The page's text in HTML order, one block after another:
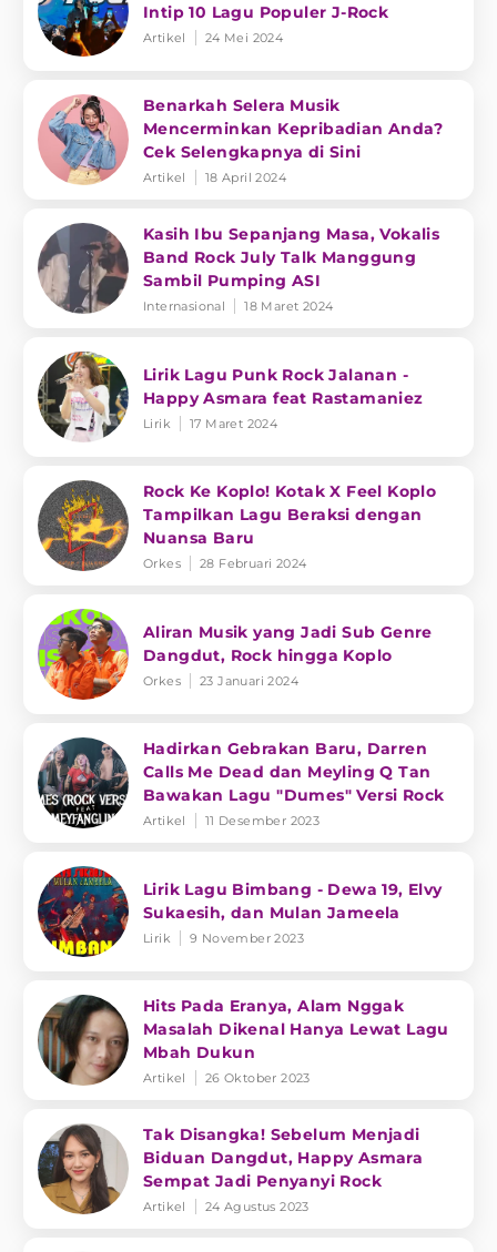
Intip 10 Lagu Populer J-Rock
Artikel 24 Mei 2024
Benarkah Selera Musik
Mencerminkan Kepribadian Anda?
Cek Selengkapnya di Sini
Artikel 18 April 2024
Kasih Ibu Sepanjang Masa, Vokalis
Band Rock July Talk Manggung
Sambil Pumping ASI
Internasional 18 Maret 2024
Lirik Lagu Punk Rock Jalanan -
Happy Asmara feat Rastamaniez
Lirik 17 Maret 2024
Rock Ke Koplo! Kotak X Feel Koplo
Tampilkan Lagu Beraksi dengan
Nuansa Baru
Orkes 28 Februari 2024
Aliran Musik yang Jadi Sub Genre
Dangdut, Rock hingga Koplo
Orkes 23 Januari 2024
Hadirkan Gebrakan Baru, Darren
Calls Me Dead dan Meyling Q Tan
Bawakan Lagu "Dumes" Versi Rock
Artikel 11 Desember 2023
Lirik Lagu Bimbang - Dewa 19, Elvy
Sukaesih, dan Mulan Jameela
Lirik 9 November 2023
Hits Pada Eranya, Alam Nggak
Masalah Dikenal Hanya Lewat Lagu
Mbah Dukun
Artikel 26 Oktober 2023
Tak Disangka! Sebelum Menjadi
Biduan Dangdut, Happy Asmara
Sempat Jadi Penyanyi Rock
Artikel 24 Agustus 2023